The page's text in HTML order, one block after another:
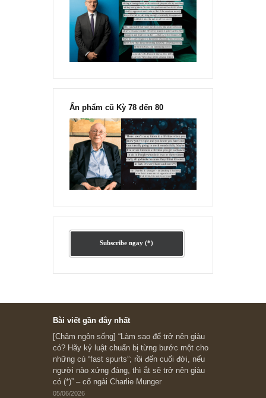
Ấn phẩm lẻ Kỳ 81 đến 83
Ấn phẩm cũ Kỳ 78 đến 80
Subscribe ngay (*)